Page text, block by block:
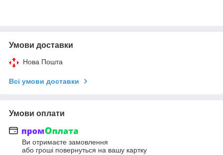
Умови доставки
Нова Пошта
Всі умови доставки
Умови оплати
Ви отримаєте замовлення
або гроші повернуться на вашу картку